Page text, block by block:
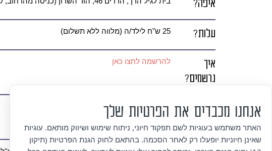
איפה?
עלות? 25 ש"ח לילד/ה (מלווה ללא תשלום)
איך
נרשמים?
להרשמה לחצו כאן
פרטים
נוספים
09-8357512 | gilrach@alumahod.con
אנחנו מכבדים את הפרטיות שלך
האתר משתמש בעוגיות לשם תפקוד חיוני, ניתוח שימוש ושיווק מותאם. עוגיות
שאינן חיוניות יופעלו רק לאחר הסכמה. בהתאם לחוק הגנת הפרטיות (תיקון